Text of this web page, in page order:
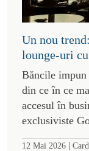
Un nou
lounge-uri
Băncile
din ce în ce
accesul în
exclusiviste
12 Mai 2026 |